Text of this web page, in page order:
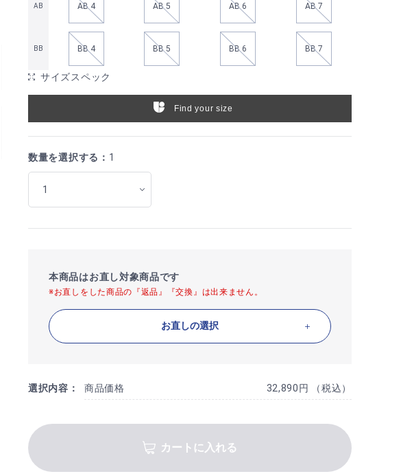
AB AB 4 AB 5 AB 6 AB 7
BB BB 4 BB 5 BB 6 BB 7
サイズスペック
Find your size
数量を選択する： 1
本商品はお直し対象商品です
※お直しをした商品の『返品』『交換』は出来ません。
お直しの選択
選択内容： 商品価格 32,890円 （税込）
カートに入れる